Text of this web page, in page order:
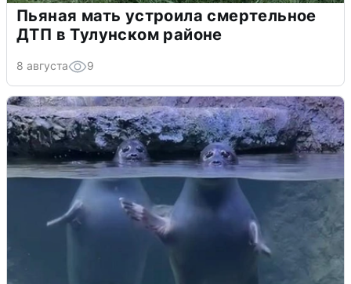
Пьяная мать устроила смертельное
ДТП в Тулунском районе
8 августа 9